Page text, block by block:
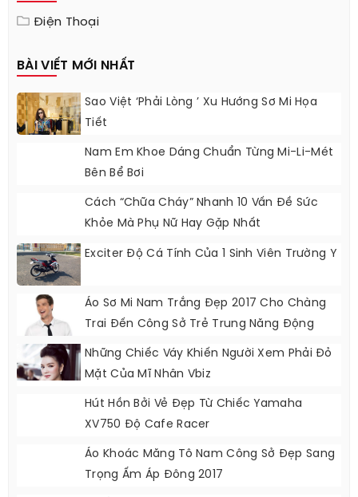
Điện Thoại
BÀI VIẾT MỚI NHẤT
Sao Việt ‘phải Lòng ’ Xu Hướng Sơ Mi Họa
Tiết
Nam Em Khoe Dáng Chuẩn Từng Mi-Li-Mét
Bên Bể Bơi
Cách “chữa Cháy” Nhanh 10 Vấn Đề Sức
Khỏe Mà Phụ Nữ Hay Gặp Nhất
Exciter Độ Cá Tính Của 1 Sinh Viên Trường Y
Áo Sơ Mi Nam Trắng Đẹp 2017 Cho Chàng
Trai Đến Công Sở Trẻ Trung Năng Động
Những Chiếc Váy Khiến Người Xem Phải Đỏ
Mặt Của Mĩ Nhân Vbiz
Hút Hồn Bởi Vẻ Đẹp Từ Chiếc Yamaha
XV750 Độ Cafe Racer
Áo Khoác Măng Tô Nam Công Sở Đẹp Sang
Trọng Ấm Áp Đông 2017